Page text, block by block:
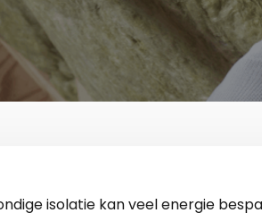
isolatie kan veel energie